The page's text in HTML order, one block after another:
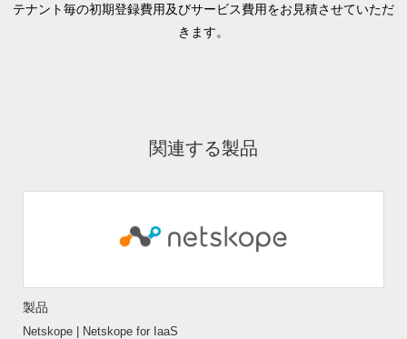
テナント毎の初期登録費用及びサービス費用をお見積させていただ
きます。
関連する製品
製品
Netskope | Netskope for IaaS